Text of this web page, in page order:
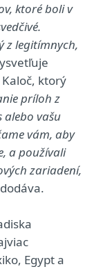
ktoré boli v
z legitímnych,
Kaloč, ktorý
príloh z
alebo vašu
vám, aby
a používali
zariadení,
Egypt a